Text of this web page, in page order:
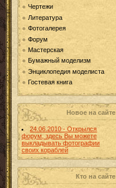
Чертежи
Литература
Фотогалерея
Форум
Мастерская
Бумажный моделизм
Энциклопедия моделиста
Гостевая книга
Новое на сайте
24.06.2010 - Открылся
форум, здесь Вы можете
выкладывать фотографии
своих кораблей
Кто на сайте